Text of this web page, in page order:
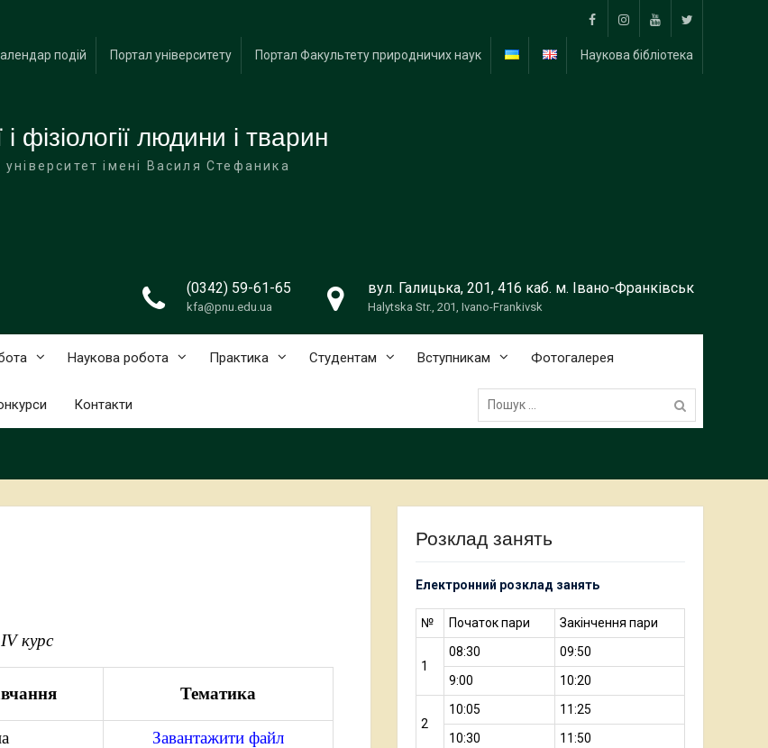
FacebookInstagramYouTube
подій
Портал університету Портал Факультету природничих наук Наукова бібліотека
фізіології людини і тварин
імені Василя Стефаника
(0342) 59-61-65
kfa@pnu.edu.ua
вул. Галицька, 201, 416 каб. м. Івано-Франківськ
Halytska Str., 201, Ivano-Frankivsk
Наукова робота Практика Студентам Вступникам Фотогалерея
Контакти
Пошук:
курс
Тематика
Завантажити файл
Розклад занять
Електронний розклад занять
№ Початок пари Закінчення пари
1
08:30
09:50
9:00
10:20
2
10:05
11:25
10:30
11:50